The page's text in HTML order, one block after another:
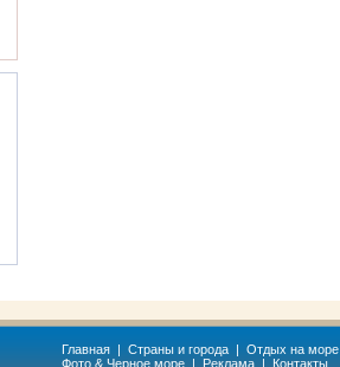
Главная | Страны и города | Отдых на море
Фото & Черное море | Реклама | Контакты